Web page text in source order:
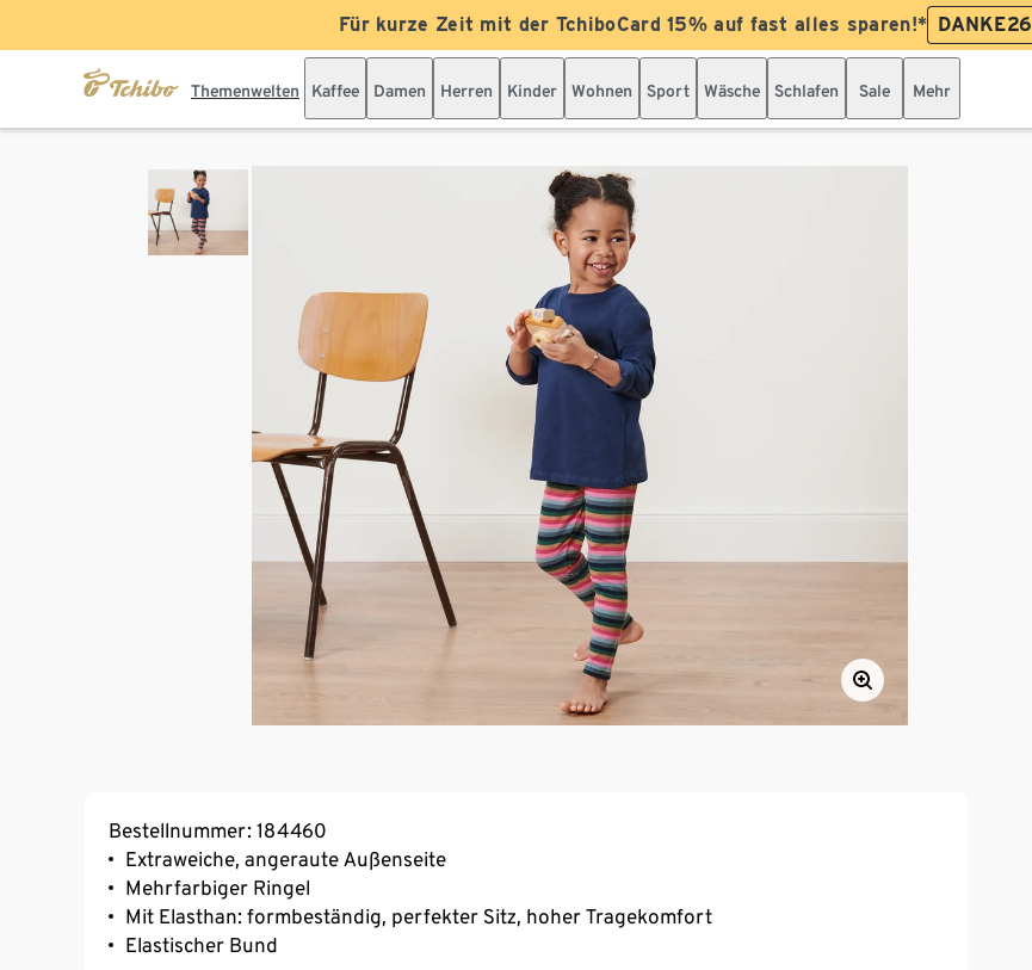
Für kurze Zeit mit der TchiboCard 15% auf fast alles sparen!* DANKE26
Themenwelten Kaffee Damen Herren Kinder Wohnen Sport Wäsche Schlafen Sale Mehr
Bestellnummer: 184460
Extraweiche, angeraute Außenseite
Mehrfarbiger Ringel
Mit Elasthan: formbeständig, perfekter Sitz, hoher Tragekomfort
Elastischer Bund